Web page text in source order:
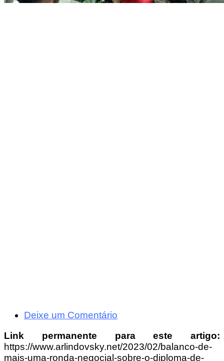
Deixe um Comentário
Link permanente para este artigo:
https://www.arlindovsky.net/2023/02/balanco-de-
mais-uma-ronda-negocial-sobre-o-diploma-de-